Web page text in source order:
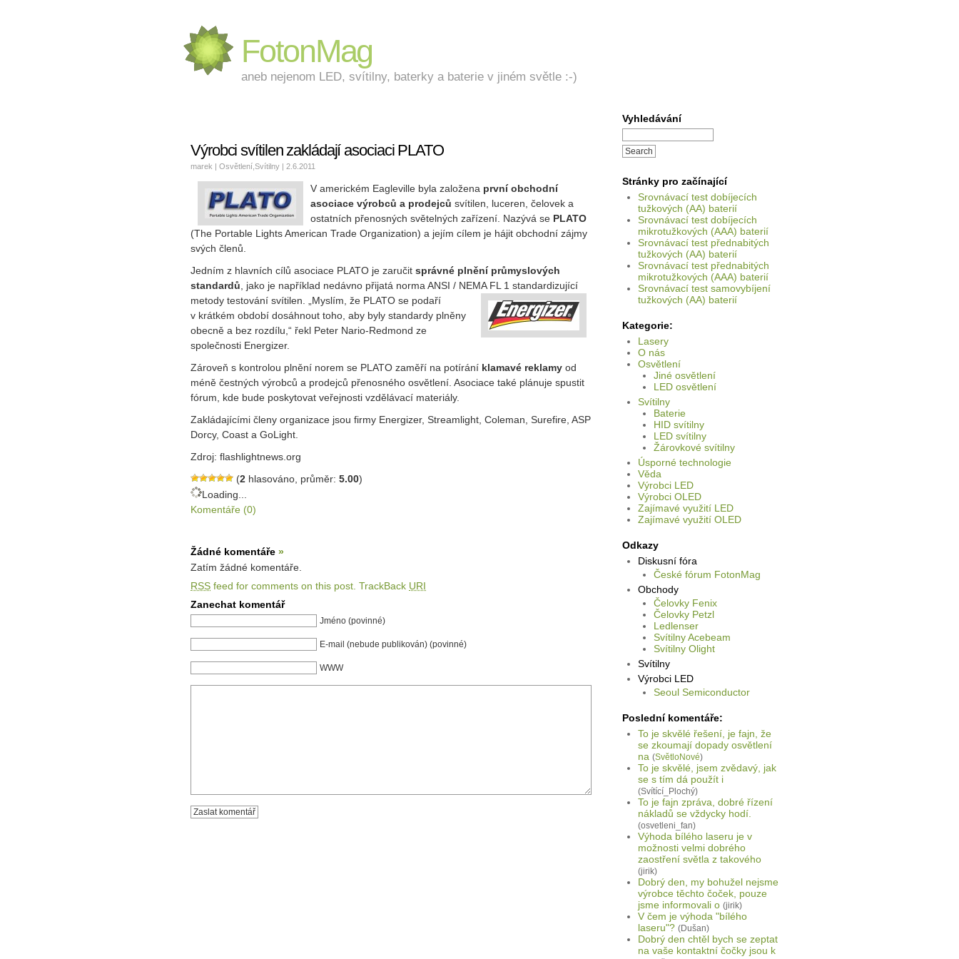
FotonMag
aneb nejenom LED, svítilny, baterky a baterie v jiném světle :-)
Vyhledávání
Stránky pro začínající
Srovnávací test dobíjecích
tužkových (AA) baterií
Srovnávací test dobíjecích
mikrotužkových (AAA) baterií
Srovnávací test přednabitých
tužkových (AA) baterií
Srovnávací test přednabitých
mikrotužkových (AAA) baterií
Srovnávací test samovybíjení
tužkových (AA) baterií
Kategorie:
Lasery
O nás
Osvětlení
Jiné osvětlení
LED osvětlení
Svítilny
Baterie
HID svítilny
LED svítilny
Žárovkové svítilny
Úsporné technologie
Věda
Výrobci LED
Výrobci OLED
Zajímavé využití LED
Zajímavé využití OLED
Odkazy
Diskusní fóra
České fórum FotonMag
Obchody
Čelovky Fenix
Čelovky Petzl
Ledlenser
Svítilny Acebeam
Svítilny Olight
Svítilny
Výrobci LED
Seoul Semiconductor
Poslední komentáře:
To je skvělé řešení, je fajn, že
se zkoumají dopady osvětlení
na (SvětloNové)
To je skvělé, jsem zvědavý, jak
se s tím dá použít i
(Svítící_Plochý)
To je fajn zpráva, dobré řízení
nákladů se vždycky hodí.
(osvetleni_fan)
Výhoda bílého laseru je v
možnosti velmi dobrého
zaostření světla z takového
(jirik)
Dobrý den, my bohužel nejsme
výrobce těchto čoček, pouze
jsme informovali o (jirik)
V čem je výhoda "bílého
laseru"? (Dušan)
Dobrý den chtěl bych se zeptat
na vaše kontaktní čočky jsou k
Výrobci svítilen zakládají asociaci PLATO
marek | Osvětlení Svítilny | 2.6.2011
V americkém Eagleville byla založena první obchodní
asociace výrobců a prodejců svítilen, luceren, čelovek a
ostatních přenosných světelných zařízení. Nazývá se PLATO
(The Portable Lights American Trade Organization) a jejím cílem je hájit obchodní zájmy
svých členů.
Jedním z hlavních cílů asociace PLATO je zaručit správné plnění průmyslových
standardů , jako je například nedávno přijatá norma ANSI / NEMA FL 1 standardizující
metody testování svítilen.
„Myslím, že PLATO se podaří
v krátkém období dosáhnout toho, aby byly standardy plněny
obecně a bez rozdílu,“ řekl Peter Nario‑Redmond ze
společnosti Energizer.
Zároveň s kontrolou plnění norem se PLATO zaměří na potírání klamavé reklamy od
méně čestných výrobců a prodejců přenosného osvětlení. Asociace také plánuje spustit
fórum, kde bude poskytovat veřejnosti vzdělávací materiály.
Zakládajícími členy organizace jsou firmy Energizer, Streamlight, Coleman, Surefire, ASP
Dorcy, Coast a GoLight.
Zdroj: flashlightnews.org
(2 hlasováno, průměr: 5.00)
Loading...
Komentáře (0)
Žádné komentáře »
Zatím žádné komentáře.
RSS feed for comments on this post. TrackBack URI
Zanechat komentář
Jméno (povinné)
E-mail (nebude publikován) (povinné)
WWW